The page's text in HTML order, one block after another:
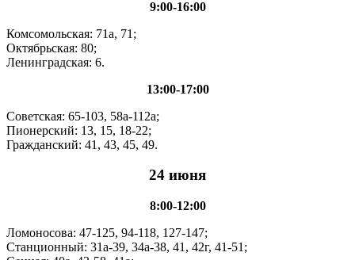
9:00-16:00
Комсомольская: 71а, 71;
Октябрьская: 80;
Ленинградская: 6.
13:00-17:00
Советская: 65-103, 58а-112а;
Пионерский: 13, 15, 18-22;
Гражданский: 41, 43, 45, 49.
24 июня
8:00-12:00
Ломоносова: 47-125, 94-118, 127-147;
Станционный: 31а-39, 34а-38, 41, 42г, 41-51;